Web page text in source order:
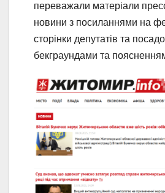
переважали матеріали
новини з посиланнями на
сторінки депутатів та
бекграундами та